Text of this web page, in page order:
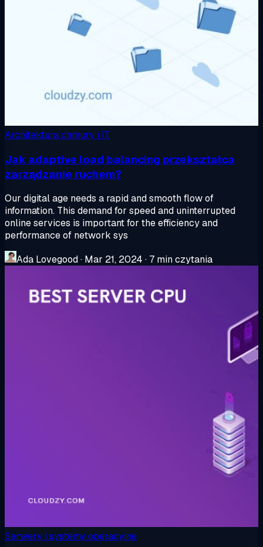
Architektura chmury i IT
Jak adaptive load balancing przekształca
zarządzanie ruchem?
Our digital age needs a rapid and smooth flow of
information. This demand for speed and uninterrupted
online services is important for the efficiency and
performance of network sys
Ada Lovegood· Mar 21, 2024 · 7 min czytania
Serwery i systemy operacyjne